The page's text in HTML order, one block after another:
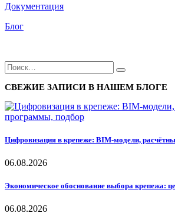
Документация
Блог
СВЕЖИЕ ЗАПИСИ В НАШЕМ БЛОГЕ
Цифровизация в крепеже: BIM-модели,
06.08.2026
Экономическое обоснование выбора крепежа:
06.08.2026